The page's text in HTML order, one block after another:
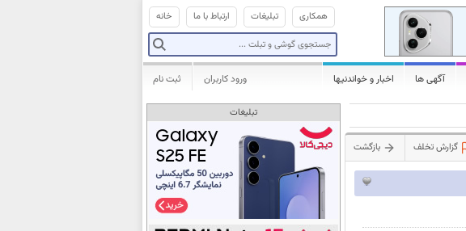
خانه ارتباط با ما تبلیغات همکاری
آگهی ها اخبار و خواندنیها ثبت نام ورود کاربران
گزارش تخلف بازگشت
تبلیغات